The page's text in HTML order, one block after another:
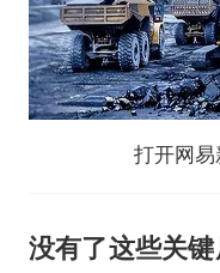
打开网
没有了这些关